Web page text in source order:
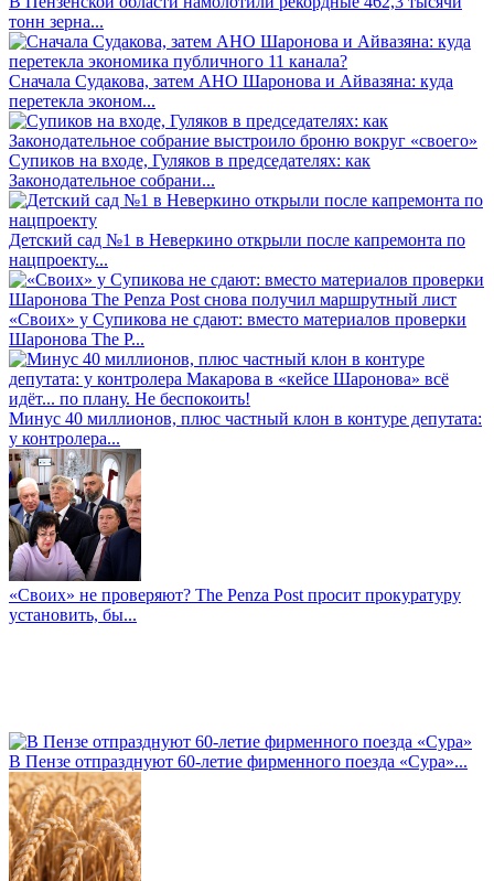
тонн зерна...
Сначала Судакова, затем АНО Шаронова и Айвазяна: куда
перетекла эконом...
Супиков на входе, Гуляков в председателях: как
Законодательное собрани...
Детский сад №1 в Неверкино открыли после капремонта по
нацпроекту...
«Своих» у Супикова не сдают: вместо материалов проверки
Шаронова The P...
Минус 40 миллионов, плюс частный клон в контуре депутата:
у контролера...
«Своих» не проверяют? The Penza Post просит прокуратуру
установить, бы...
В Пензе отпразднуют 60-летие фирменного поезда «Сура»...